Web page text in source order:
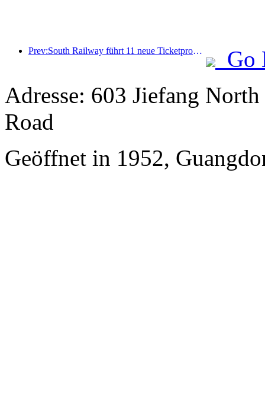
Prev:South Railway führt 11 neue Ticketprodukte ein, um die integrierte Entwicklung von Verkehr und Tourismus in den Provinzen Fujian und Jiangxi zu fördern
Go
Adresse: 603 Jiefang
Road
Geöffnet in 1952,